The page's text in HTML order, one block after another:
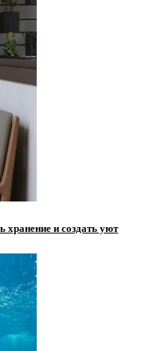
хранение и создать уют